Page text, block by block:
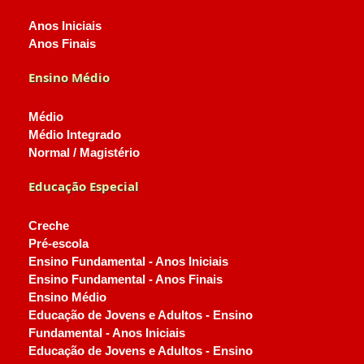
Anos Iniciais
Anos Finais
Ensino Médio
Médio
Médio Integrado
Normal / Magistério
Educação Especial
Creche
Pré-escola
Ensino Fundamental - Anos Iniciais
Ensino Fundamental - Anos Finais
Ensino Médio
Educação de Jovens e Adultos - Ensino
Fundamental - Anos Iniciais
Educação de Jovens e Adultos - Ensino